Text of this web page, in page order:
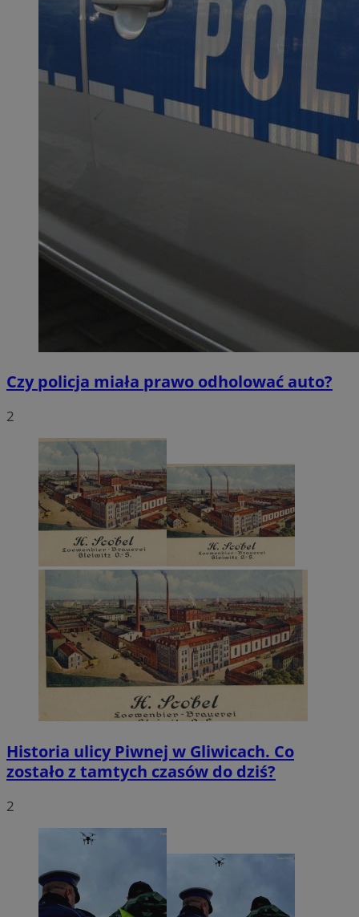
Czy policja miała prawo odholować auto?
2
Historia ulicy Piwnej w Gliwicach. Co
zostało z tamtych czasów do dziś?
2